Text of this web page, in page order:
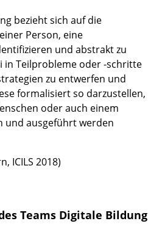
bezieht sich auf die
Person, eine
und abstrakt zu
in Teilprobleme oder -schritte
zu entwerfen und
formalisiert so darzustellen,
oder auch einem
und ausgeführt werden
ICILS 2018)
Teams Digitale Bildung